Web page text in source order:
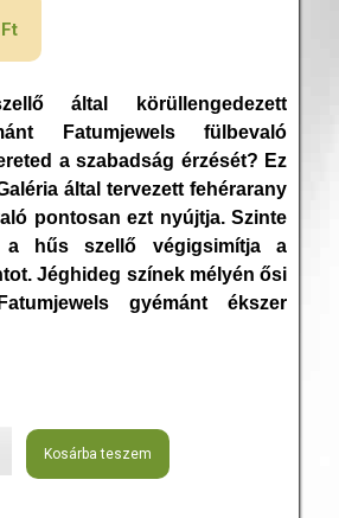
Ft
által körüllengedezett
Fatumjewels fülbevaló
a szabadság érzését? Ez
által tervezett fehérarany
pontosan ezt nyújtja. Szinte
a hűs szellő végigsimítja a
Jéghideg színek mélyén ősi
gyémánt ékszer
Kosárba teszem